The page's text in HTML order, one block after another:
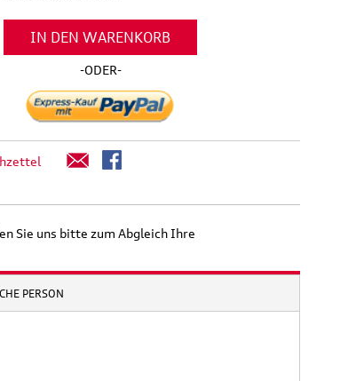
IN DEN WARENKORB
-ODER-
Sie uns bitte zum Abgleich Ihre
PERSON